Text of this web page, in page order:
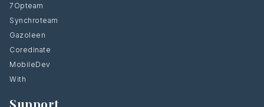
7Opteam
Synchroteam
Gazoleen
Coredinate
MobileDev
With
Support